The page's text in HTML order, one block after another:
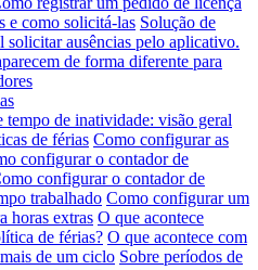
e como solicitá-las Solução de
solicitar ausências pelo aplicativo.
de forma diferente para
tempo de inatividade: visão geral
de férias Como configurar as
configurar o contador de
configurar o contador de
trabalhado Como configurar um
horas extras O que acontece
de férias? O que acontece com
de um ciclo Sobre períodos de